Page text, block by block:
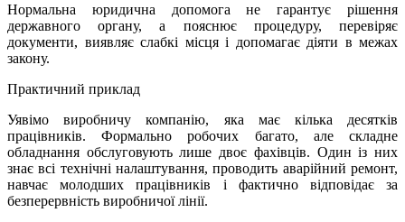
Нормальна юридична допомога не гарантує рішення
державного органу, а пояснює процедуру, перевіряє
документи, виявляє слабкі місця і допомагає діяти в межах
закону.
Практичний приклад
Уявімо виробничу компанію, яка має кілька десятків
працівників. Формально робочих багато, але складне
обладнання обслуговують лише двоє фахівців. Один із них
знає всі технічні налаштування, проводить аварійний ремонт,
навчає молодших працівників і фактично відповідає за
безперервність виробничої лінії.